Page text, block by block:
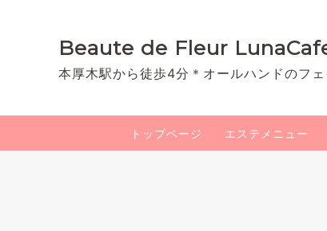
Beaute de Fleur
本厚木駅から徒歩4分＊オールハンドのフ
トップページ エステメニュー